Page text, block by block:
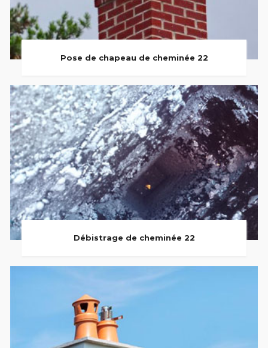
Pose de chapeau de cheminée 22
Débistrage de cheminée 22